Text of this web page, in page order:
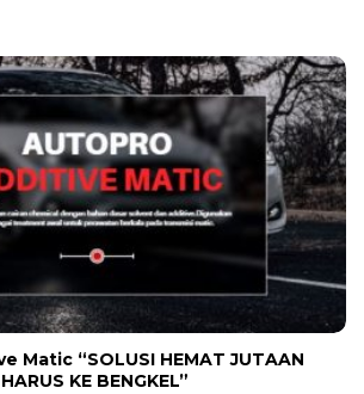
Matic “SOLUSI HEMAT JUTAAN
KE BENGKEL”